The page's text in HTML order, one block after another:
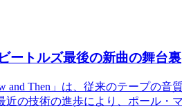
ートルズ最後の新曲の舞台裏
Then」は、従来のテープの音
の技術の進歩により、ポール・